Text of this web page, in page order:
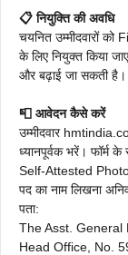
📋 नियुक्ति की अवधि
चयनित उम्मीदवारों
के लिए नियुक्त किया
और बढ़ाई जा सकती है।
📮 आवेदन कैसे करें
उम्मीदवार
ध्यानपूर्वक भरें।
Self-Attested
पद का नाम लिखना
पता:
The Asst.
Head Office, No.